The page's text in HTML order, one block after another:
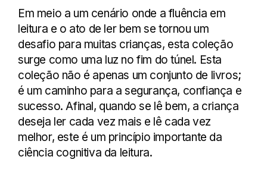
Em meio a um cenário onde a fluência em
leitura e o ato de ler bem se tornou um
desafio para muitas crianças, esta coleção
surge como uma luz no fim do túnel. Esta
coleção não é apenas um conjunto de livros;
é um caminho para a segurança, confiança e
sucesso. Afinal, quando se lê bem, a criança
deseja ler cada vez mais e lê cada vez
melhor, este é um princípio importante da
ciência cognitiva da leitura.